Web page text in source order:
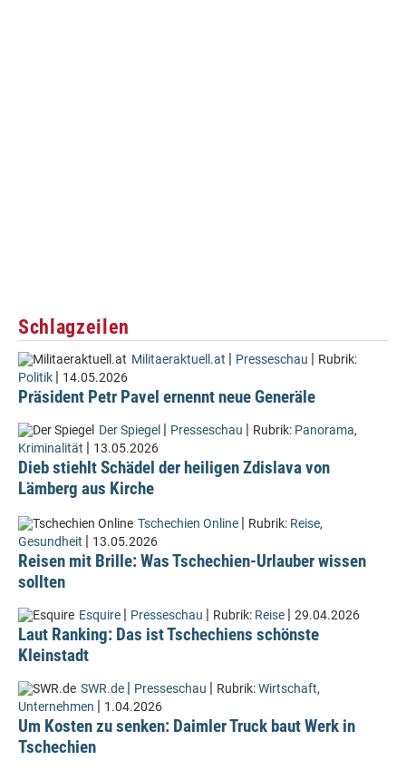
Schlagzeilen
Militaeraktuell.at | Presseschau | Rubrik:
Politik | 14.05.2026
Präsident Petr Pavel ernennt neue Generäle
Der Spiegel | Presseschau | Rubrik: Panorama,
Kriminalität | 13.05.2026
Dieb stiehlt Schädel der heiligen Zdislava von
Lämberg aus Kirche
Tschechien Online | Rubrik: Reise,
Gesundheit | 13.05.2026
Reisen mit Brille: Was Tschechien-Urlauber wissen
sollten
Esquire | Presseschau | Rubrik: Reise | 29.04.2026
Laut Ranking: Das ist Tschechiens schönste
Kleinstadt
SWR.de | Presseschau | Rubrik:Wirtschaft,
Unternehmen | 1.04.2026
Um Kosten zu senken: Daimler Truck baut Werk in
Tschechien